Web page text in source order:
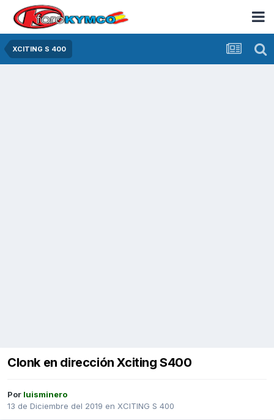
XCITING S 400
Clonk en dirección Xciting S400
Por luisminero
13 de Diciembre del 2019 en XCITING S 400